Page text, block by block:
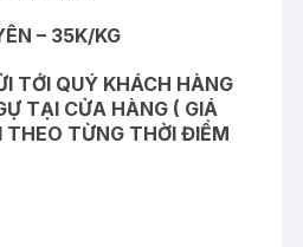
– 35K/KG
TỚI QUÝ KHÁCH HÀNG
TẠI CỬA HÀNG ( GIÁ
TỪNG THỜI ĐIỂM